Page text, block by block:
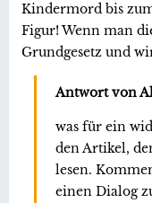
Kindermord bis
Figur! Wenn man
Grundgesetz und
Antwort von
was für ein
den Artikel,
lesen.
einen Dialog